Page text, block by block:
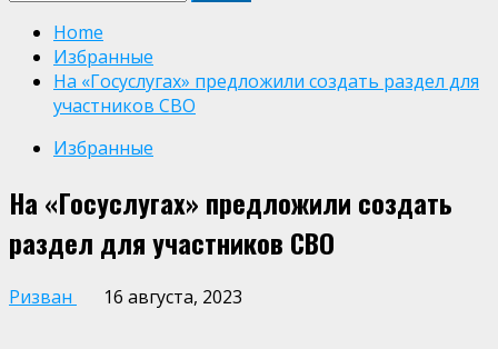
Home
Избранные
На «Госуслугах» предложили создать раздел для
участников СВО
Избранные
На «Госуслугах» предложили создать
раздел для участников СВО
Ризван 16 августа, 2023